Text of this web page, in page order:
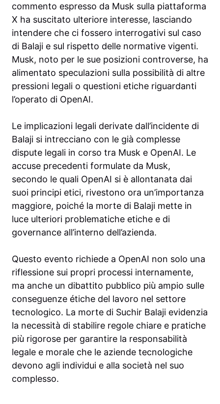
commento espresso da Musk sulla piattaforma
X ha suscitato ulteriore interesse, lasciando
intendere che ci fossero interrogativi sul caso
di Balaji e sul rispetto delle normative vigenti.
Musk, noto per le sue posizioni controverse, ha
alimentato speculazioni sulla possibilità di altre
pressioni legali o questioni etiche riguardanti
l’operato di OpenAI.
Le implicazioni legali derivate dall’incidente di
Balaji si intrecciano con le già complesse
dispute legali in corso tra Musk e OpenAI. Le
accuse precedenti formulate da Musk,
secondo le quali OpenAI si è allontanata dai
suoi principi etici, rivestono ora un’importanza
maggiore, poiché la morte di Balaji mette in
luce ulteriori problematiche etiche e di
governance all’interno dell’azienda.
Questo evento richiede a OpenAI non solo una
riflessione sui propri processi internamente,
ma anche un dibattito pubblico più ampio sulle
conseguenze étiche del lavoro nel settore
tecnologico. La morte di Suchir Balaji evidenzia
la necessità di stabilire regole chiare e pratiche
più rigorose per garantire la responsabilità
legale e morale che le aziende tecnologiche
devono agli individui e alla società nel suo
complesso.